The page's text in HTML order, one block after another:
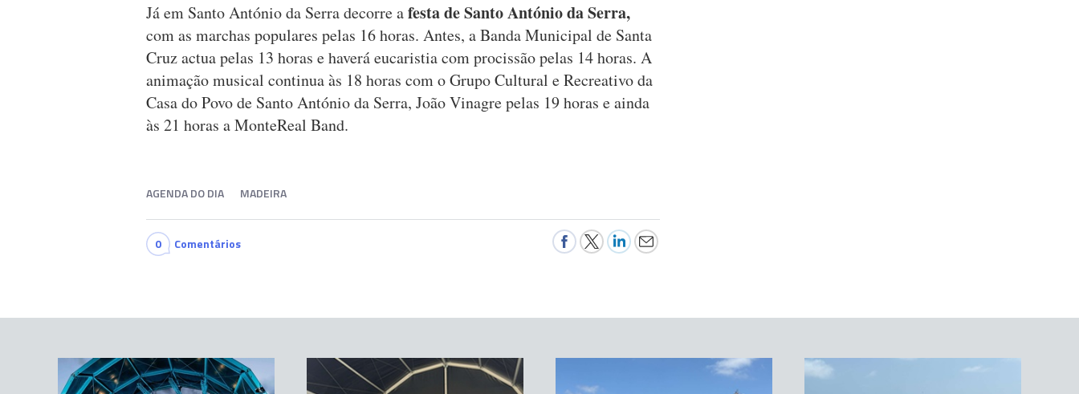
Já em Santo António da Serra decorre afesta de Santo António da Serra,
com as marchas populares pelas 16 horas. Antes, a Banda Municipal de Santa
Cruz actua pelas 13 horas e haverá eucaristia com procissão pelas 14 horas. A
animação musical continua às 18 horas com o Grupo Cultural e Recreativo da
Casa do Povo de Santo António da Serra, João Vinagre pelas 19 horas e ainda
às 21 horas a MonteReal Band.
AGENDA DO DIA MADEIRA
0 Comentários